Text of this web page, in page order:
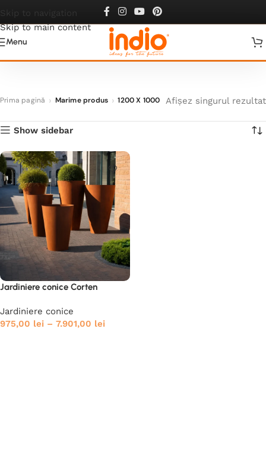
1200 X 1000
Skip to navigation
Skip to main content
Menu
Prima pagină Marime produs 1200 X 1000 Afișez singurul rezultat
Show sidebar
Jardiniere conice Corten
Jardiniere conice
975,00 lei – 7.901,00 lei